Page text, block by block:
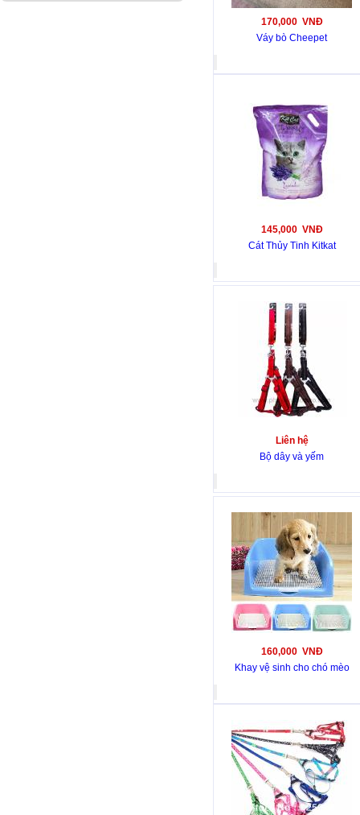
170,000 VNĐ
Váy bò Cheepet
145,000 VNĐ
Cát Thủy Tinh Kitkat
Liên hệ
Bộ dây và yếm
160,000 VNĐ
Khay vệ sinh cho chó mèo